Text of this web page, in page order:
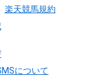
楽天競馬規約
について